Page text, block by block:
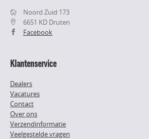
Noord Zuid 173
6651 KD Druten
Facebook
Klantenservice
Dealers
Vacatures
Contact
Over ons
Verzendinformatie
Veelgestelde vragen